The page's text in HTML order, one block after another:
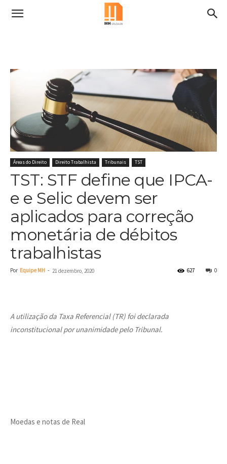
Áreas do Direito Direito Trabalhista Tribunais TST
TST: STF define que IPCA-
e e Selic devem ser
aplicados para correção
monetária de débitos
trabalhistas
Por Equipe MH - 21 dezembro, 2020 0
627
A utilização da Taxa Referencial (TR) foi declarada
inconstitucional por unanimidade pelo Tribunal.
Moedas e notas de Real